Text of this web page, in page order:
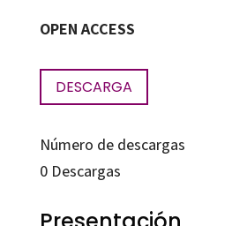
OPEN ACCESS
DESCARGA
Número de descargas
0Descargas